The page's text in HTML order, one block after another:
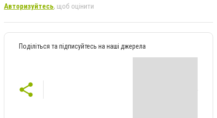
Авторизуйтесь, щоб оцінити
Поділіться та підписуйтесь на наші джерела